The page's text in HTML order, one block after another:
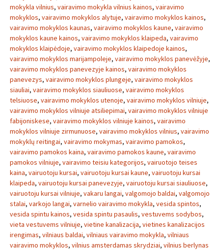
mokykla vilnius, vairavimo mokykla vilnius kainos, vairavimo
mokyklos, vairavimo mokyklos alytuje, vairavimo mokyklos kainos,
vairavimo mokyklos kaunas, vairavimo mokyklos kaune, vairavimo
mokyklos kaune kainos, vairavimo mokyklos klaipeda, vairavimo
mokyklos klaipėdoje, vairavimo mokyklos klaipedoje kainos,
vairavimo mokyklos marijampoleje, vairavimo mokyklos panevėžyje,
vairavimo mokyklos panevezyje kainos, vairavimo mokyklos
panevezys, vairavimo mokyklos plungeje, vairavimo mokyklos
siauliai, vairavimo mokyklos siauliuose, vairavimo mokyklos
telsiuose, vairavimo mokyklos utenoje, vairavimo mokyklos vilniuje,
vairavimo mokyklos vilniuje atsiliepimai, vairavimo mokyklos vilniuje
fabijoniskese, vairavimo mokyklos vilniuje kainos, vairavimo
mokyklos vilniuje zirmunuose, vairavimo mokyklos vilnius, vairavimo
mokyklų reitingai, vairavimo mokymas, vairavimo pamokos,
vairavimo pamokos kaina, vairavimo pamokos kaune, vairavimo
pamokos vilniuje, vairavimo teisiu kategorijos, vairuotojo teises
kaina, vairuotoju kursai, vairuotoju kursai kaune, vairuotoju kursai
klaipeda, vairuotoju kursai panevezyje, vairuotoju kursai siauliuose,
vairuotoju kursai vilniuje, vakaru langai, valgomojo baldai, valgomojo
stalai, varkojo langai, varnelio vairavimo mokykla, vesida spintos,
vesida spintu kainos, vesida spintu pasaulis, vestuvems sodybos,
vieta vestuvems vilniuje, vietine kanalizacija, vietines kanalizacijos
irengimas, vilniaus baldai, vilniaus vairavimo mokykla, vilniaus
vairavimo mokyklos, vilnius amsterdamas skrydziai, vilnius berlynas